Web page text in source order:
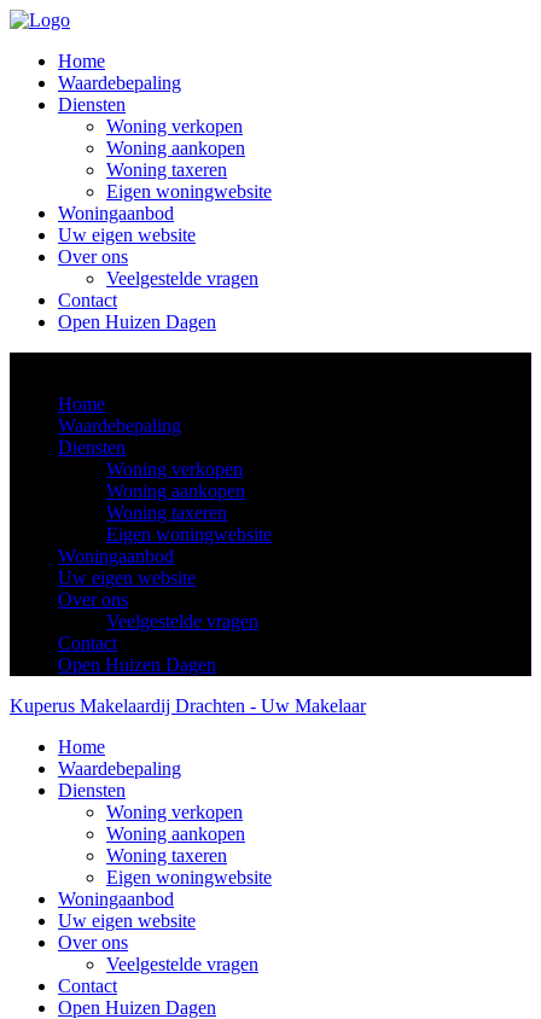
Home
Waardebepaling
Diensten
Woning verkopen
Woning aankopen
Woning taxeren
Eigen woningwebsite
Woningaanbod
Uw eigen website
Over ons
Veelgestelde vragen
Contact
Open Huizen Dagen
Home
Waardebepaling
Diensten
Woning verkopen
Woning aankopen
Woning taxeren
Eigen woningwebsite
Woningaanbod
Uw eigen website
Over ons
Veelgestelde vragen
Contact
Open Huizen Dagen
Kuperus Makelaardij Drachten - Uw Makelaar
Home
Waardebepaling
Diensten
Woning verkopen
Woning aankopen
Woning taxeren
Eigen woningwebsite
Woningaanbod
Uw eigen website
Over ons
Veelgestelde vragen
Contact
Open Huizen Dagen